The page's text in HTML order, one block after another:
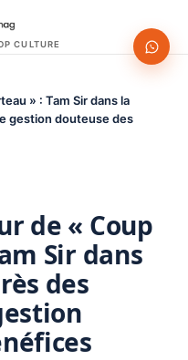
CULTURE
» : Tam Sir dans la
gestion douteuse des
de « Coup
Sir dans
des